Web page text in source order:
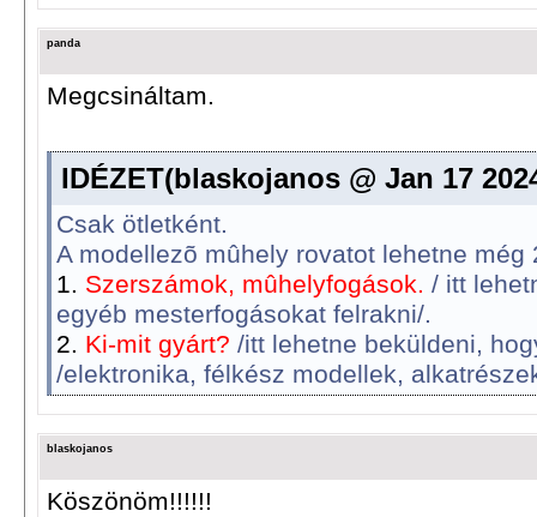
panda
Megcsináltam.
IDÉZET(blaskojanos @ Jan 17
Csak ötletként.
A modellezõ mûhely rovatot lehetne
1. Szerszámok, mûhelyfogások. / itt
egyéb mesterfogásokat felrakni/.
2. Ki-mit gyárt? /itt lehetne beküldeni,
/elektronika, félkész modellek,
blaskojanos
Köszönöm!!!!!!